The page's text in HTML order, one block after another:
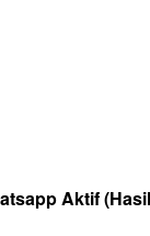
Aktif